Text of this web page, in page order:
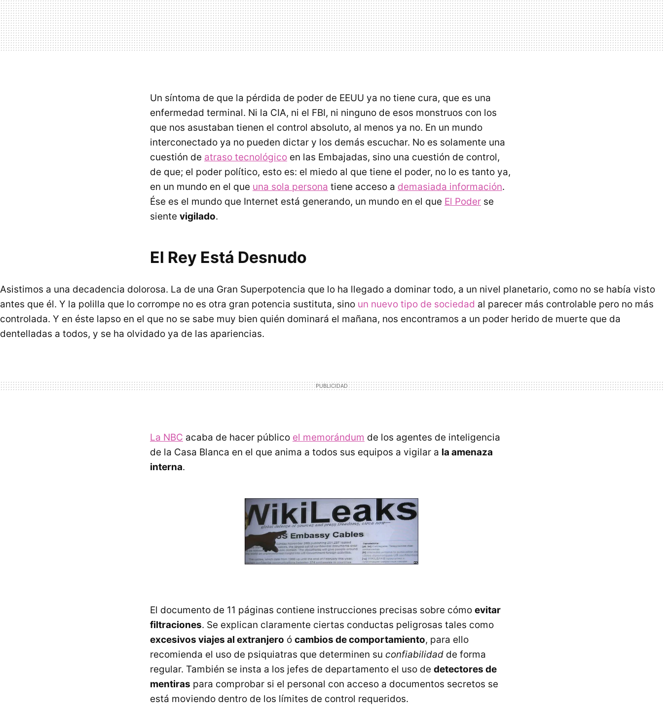
Un síntoma de que la pérdida de poder de EEUU ya no tiene cura, que es una
enfermedad terminal. Ni la CIA, ni el FBI, ni ninguno de esos monstruos con los
que nos asustaban tienen el control absoluto, al menos ya no. En un mundo
interconectado ya no pueden dictar y los demás escuchar. No es solamente una
cuestión de atraso tecnológico en las Embajadas, sino una cuestión de control,
de que; el poder político, esto es: el miedo al que tiene el poder, no lo es tanto ya,
en un mundo en el que una sola persona tiene acceso a demasiada información.
Ése es el mundo que Internet está generando, un mundo en el que El Poder se
siente vigilado.
El Rey Está Desnudo
Asistimos a una decadencia dolorosa. La de una Gran Superpotencia que lo ha llegado a dominar todo, a un nivel planetario, como no se había visto
antes que él. Y la polilla que lo corrompe no es otra gran potencia sustituta, sino un nuevo tipo de sociedad al parecer más controlable pero no más
controlada. Y en éste lapso en el que no se sabe muy bien quién dominará el mañana, nos encontramos a un poder herido de muerte que da
dentelladas a todos, y se ha olvidado ya de las apariencias.
La NBC acaba de hacer público el memorándum de los agentes de inteligencia
de la Casa Blanca en el que anima a todos sus equipos a vigilar a la amenaza
interna.
El documento de 11 páginas contiene instrucciones precisas sobre cómo evitar
filtraciones. Se explican claramente ciertas conductas peligrosas tales como
excesivos viajes al extranjero ó cambios de comportamiento, para ello
recomienda el uso de psiquiatras que determinen su confiabilidad de forma
regular. También se insta a los jefes de departamento el uso de detectores de
mentiras para comprobar si el personal con acceso a documentos secretos se
está moviendo dentro de los límites de control requeridos.